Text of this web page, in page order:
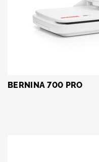
BERNINA 700 PRO